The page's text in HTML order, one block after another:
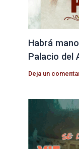
Habrá
Palacio del
Deja un